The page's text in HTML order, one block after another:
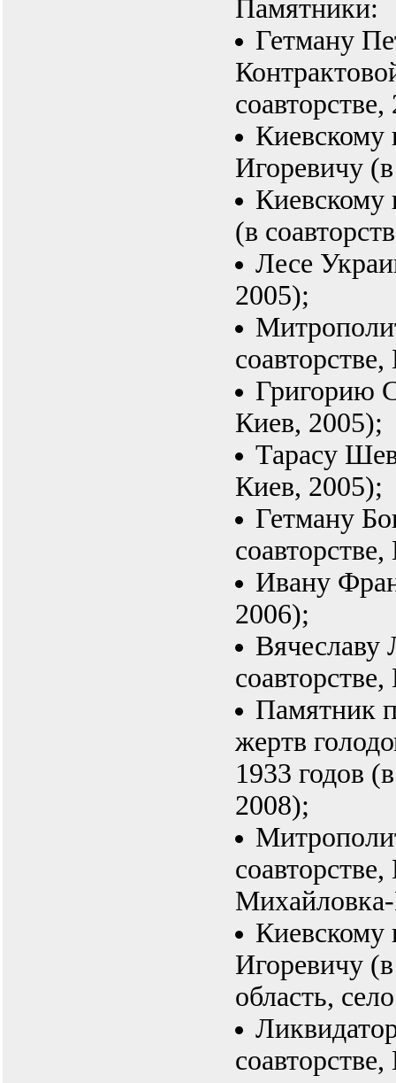
Памятники:
Гетману
Киевскому
Игоревичу
(в
Лесе
2005);
Григорию
Киев, 2005);
Тарасу
Киев, 2005);
Гетману
Ивану
2006);
Вячеславу
Памятник
жертв
1933 годов
2008);
Киевскому
Игоревичу
область,